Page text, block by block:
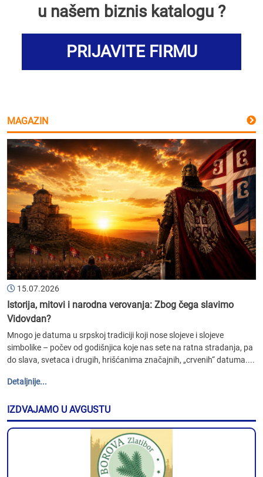
u našem biznis katalogu ?
PRIJAVITE FIRMU
MAGAZIN
15.07.2026
Istorija, mitovi i narodna verovanja: Zbog čega slavimo
Vidovdan?
Mnogo je datuma u srpskoj tradiciji koji nose slojeve i slojeve
simbolike – počev od godišnjica koje nas sete na ratna stradanja, pa
do slava, svetaca i drugih, hrišćanima značajnih, „crvenih“ datuma....
Detaljnije...
IZDVAJAMO U AVGUSTU